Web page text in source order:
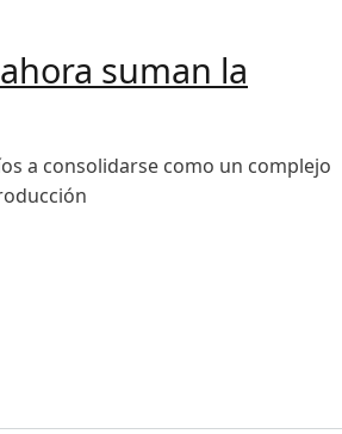
suman la
a consolidarse como un complejo